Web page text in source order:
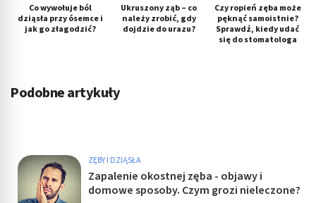
Co wywołuje ból
dziąsła przy ósemce i
jak go złagodzić?
Ukruszony ząb – co
należy zrobić, gdy
dojdzie do urazu?
Czy ropień zęba może
pęknąć samoistnie?
Sprawdź, kiedy udać
się do stomatologa
Podobne artykuły
ZĘBY I DZIĄSŁA
Zapalenie okostnej zęba - objawy i
domowe sposoby. Czym grozi nieleczone?